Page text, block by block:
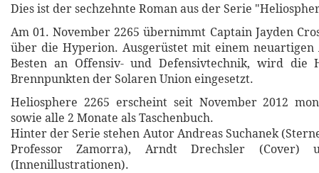
Dies ist der sechzehnte Roman aus der Serie
Am 01. November 2265 übernimmt Captain Jayden
über die Hyperion. Ausgerüstet mit einem
Besten an Offensiv- und Defensivtechnik, wird die
Brennpunkten der Solaren Union eingesetzt.
Heliosphere 2265 erscheint seit November 2012
sowie alle 2 Monate als Taschenbuch.
Hinter der Serie stehen Autor Andreas Suchanek
Professor Zamorra), Arndt Drechsler (Cover)
(Innenillustrationen).